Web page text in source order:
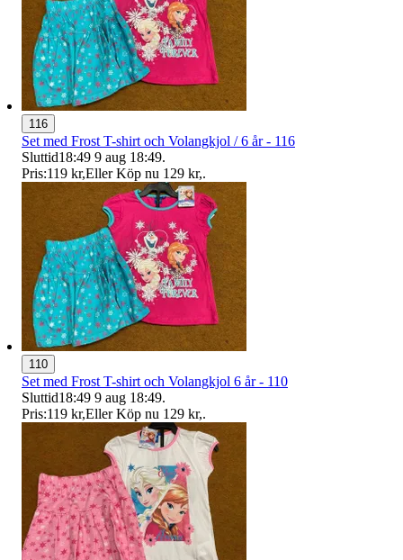
116
Set med Frost T-shirt och Volangkjol / 6 år - 116
Sluttid18:49 9 aug 18:49.
Pris:119 kr,Eller Köp nu 129 kr,.
110
Set med Frost T-shirt och Volangkjol 6 år - 110
Sluttid18:49 9 aug 18:49.
Pris:119 kr,Eller Köp nu 129 kr,.